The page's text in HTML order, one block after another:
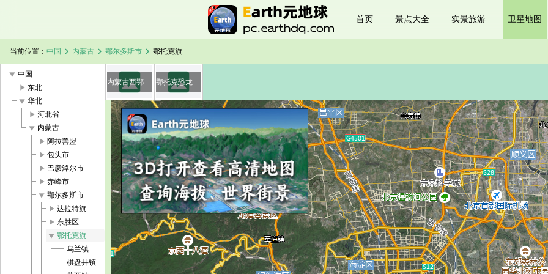
首页 景点大全 实景旅游 卫星地图
当前位置： 中国 chevron_right 内蒙古 chevron_right 鄂尔多斯市 chevron_right 鄂托克旗
play_arrow 中国
play_arrow 东北
play_arrow 华北
play_arrow 河北省
play_arrow 内蒙古
play_arrow 阿拉善盟
play_arrow 包头市
play_arrow 巴彦淖尔市
play_arrow 赤峰市
play_arrow 鄂尔多斯市
play_arrow 达拉特旗
play_arrow 东胜区
play_arrow 鄂托克旗
乌兰镇
棋盘井镇
image内蒙古西鄂尔多斯国家级自然保护区 image鄂托克恐龙遗迹化石国家级自然保护区
鄂托克旗卫星地图加载中，请稍候...